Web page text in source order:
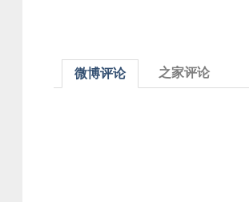
微博评论 之家评论